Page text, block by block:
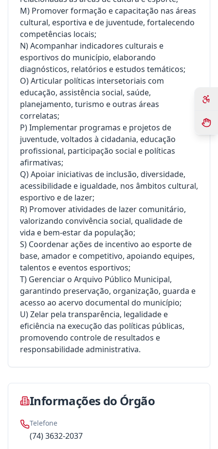
M) Promover formação e capacitação nas áreas
cultural, esportiva e de juventude, fortalecendo
competências locais;
N) Acompanhar indicadores culturais e
esportivos do município, elaborando
diagnósticos, relatórios e estudos temáticos;
O) Articular políticas intersetoriais com
educação, assistência social, saúde,
planejamento, turismo e outras áreas
correlatas;
P) Implementar programas e projetos de
juventude, voltados à cidadania, educação
profissional, participação social e políticas
afirmativas;
Q) Apoiar iniciativas de inclusão, diversidade,
acessibilidade e igualdade, nos âmbitos cultural,
esportivo e de lazer;
R) Promover atividades de lazer comunitário,
valorizando convivência social, qualidade de
vida e bem-estar da população;
S) Coordenar ações de incentivo ao esporte de
base, amador e competitivo, apoiando equipes,
talentos e eventos esportivos;
T) Gerenciar o Arquivo Público Municipal,
garantindo preservação, organização, guarda e
acesso ao acervo documental do município;
U) Zelar pela transparência, legalidade e
eficiência na execução das políticas públicas,
promovendo controle de resultados e
responsabilidade administrativa.
Informações do Órgão
Telefone
(74) 3632-2037